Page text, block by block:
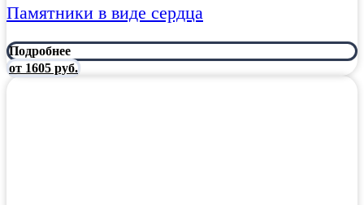
Памятники в виде сердца
Подробнее
от 1605 руб.